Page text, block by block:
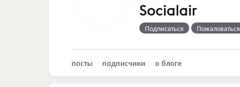
Socialair
Подписаться Пожаловаться
посты подписчики о блоге